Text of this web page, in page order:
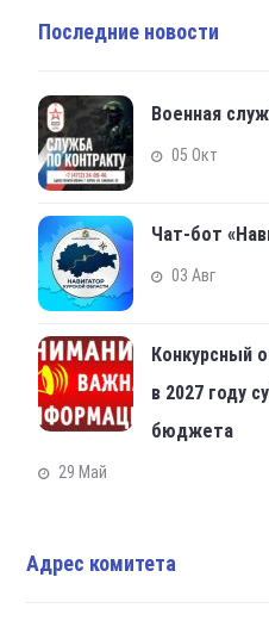
Последние новости
Военная
05 Окт
Чат-бот
03 Авг
Конкурсный
в 2027 году
бюджета
29 Май
Адрес комитета